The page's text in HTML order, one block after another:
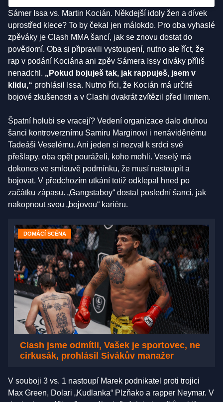
Sámer Issa vs. Martin Kocián. Někdejší idoly žen a dívek
uprostřed klece? To by čekal jen málokdo. Pro oba vyhaslé
zpěváky je Clash MMA šancí, jak se znovu dostat do
povědomí. Oba si připravili vystoupení, nutno ale říct, že
rap v podání Kociána ani zpěv Sámera Issy diváky příliš
nenadchl. „Pokud bojuješ tak, jak rappuješ, jsem v
klidu,“ prohlásil Issa. Nutno říci, že Kocián má určité
bojové zkušenosti a v Clashi dvakrát zvítězil před limitem.
Špatní holubi se vracejí? Vedení organizace dalo druhou
šanci kontroverznímu Samiru Marginovi i nenáviděnému
Tadeáši Veselému. Ani jeden si nezval k srdci své
přešlapy, oba opět pouráželi, koho mohli. Veselý má
dokonce ve smlouvě podmínku, že musí nastoupit a
bojovat. V předchozím utkání totiž odklepal hned po
začátku zápasu. „Gangstaboy“ dostal poslední šanci, jak
nakopnout svou „bojovou“ kariéru.
DOMÁCÍ SCÉNA
Clash jsme odmítli, Vašek je sportovec, ne
cirkusák, prohlásil Sivákův manažer
V souboji 3 vs. 1 nastoupí Marek podnikatel proti trojici
Max Green, Dolari „Kudlanka“ Plzňako a rapper Neymar. V